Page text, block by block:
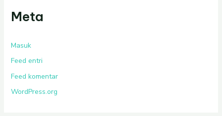
Meta
Masuk
Feed entri
Feed komentar
WordPress.org